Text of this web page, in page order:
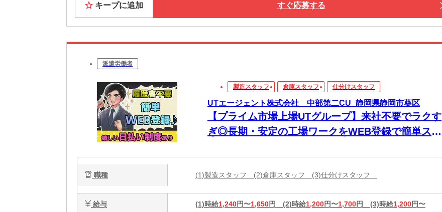
キープに追加 すぐ応募する
派遣労働者
製造スタッフ 倉庫スタッフ 仕分けスタッフ
UTエージェント株式会社 中部第二CU_静岡県静岡市葵区
【プライム市場上場UTグループ】来社不要でラクす
ぎ◎長期・安定の工場ワークをWEB登録で簡単スタ
職種 (1)製造スタッフ (2)倉庫スタッフ (3)仕分けスタッフ
給与 (1)時給1,240円〜1,650円 (2)時給1,200円〜1,700円 (3)時給1,200円〜